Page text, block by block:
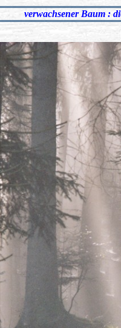
verwachsener Baum :